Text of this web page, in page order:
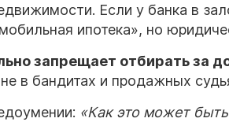
Если у банка в
ипотека», но
запрещает отбирать за
в бандитах и продажных
«Как это может